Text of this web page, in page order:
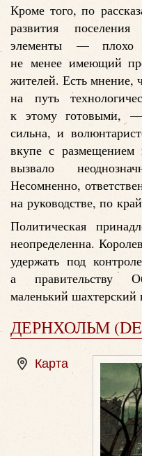
Кроме того, по
развития поселения
элементы — плохо
не менее имеющий
жителей. Есть мнение,
на путь
к этому готовыми,
сильна, и
вкупе с размещением
вызвало
Несомненно,
на руководстве, по
Политическая
неопределенна.
удержать под
а правительству
маленький шахтерский
ДЕРНХОЛЬМ
Карта